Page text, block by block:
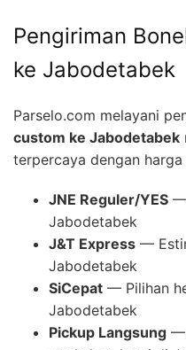
Pengiriman
ke Jabodetabek
Parselo.com melayani
custom ke Jabodetabek
terpercaya dengan
JNE Reguler/YES —
Jabodetabek
J&T Express —
Jabodetabek
SiCepat — Pilihan
Jabodetabek
Pickup Langsung —